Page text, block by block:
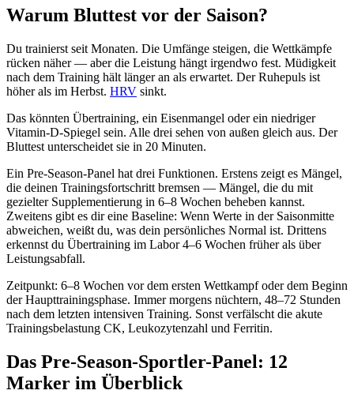
Warum Bluttest vor der Saison?
Du trainierst seit Monaten. Die Umfänge steigen, die Wettkämpfe
rücken näher — aber die Leistung hängt irgendwo fest. Müdigkeit
nach dem Training hält länger an als erwartet. Der Ruhepuls ist
höher als im Herbst. HRV sinkt.
Das könnten Übertraining, ein Eisenmangel oder ein niedriger
Vitamin-D-Spiegel sein. Alle drei sehen von außen gleich aus. Der
Bluttest unterscheidet sie in 20 Minuten.
Ein Pre-Season-Panel hat drei Funktionen. Erstens zeigt es Mängel,
die deinen Trainingsfortschritt bremsen — Mängel, die du mit
gezielter Supplementierung in 6–8 Wochen beheben kannst.
Zweitens gibt es dir eine Baseline: Wenn Werte in der Saisonmitte
abweichen, weißt du, was dein persönliches Normal ist. Drittens
erkennst du Übertraining im Labor 4–6 Wochen früher als über
Leistungsabfall.
Zeitpunkt: 6–8 Wochen vor dem ersten Wettkampf oder dem Beginn
der Haupttrainingsphase. Immer morgens nüchtern, 48–72 Stunden
nach dem letzten intensiven Training. Sonst verfälscht die akute
Trainingsbelastung CK, Leukozytenzahl und Ferritin.
Das Pre-Season-Sportler-Panel: 12
Marker im Überblick